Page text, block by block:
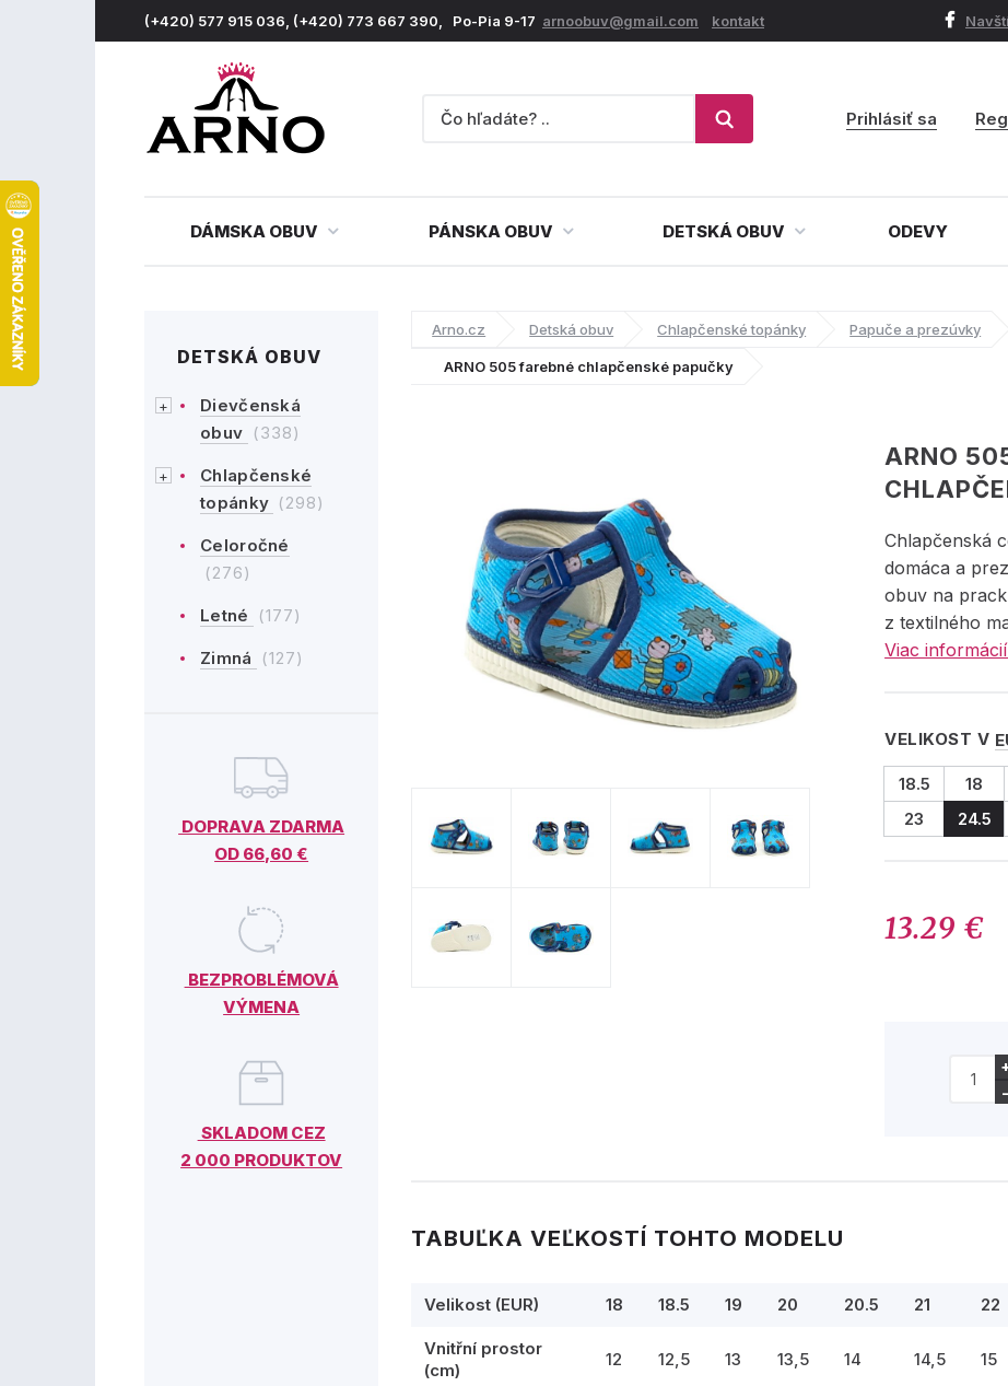
(+420) 577 915 036, (+420) 773 667 390, Po-Pia 9-17 arnoobuv@gmail.com kontakt
Prihlásiť sa
DÁMSKA OBUV PÁNSKA OBUV DETSKÁ OBUV ODEVY
DETSKÁ OBUV
Dievčenská
obuv (338)
Chlapčenské
topánky (298)
Celoročné
(276)
Letné (177)
Zimná (127)
DOPRAVA ZDARMA
OD 66,60 €
BEZPROBLÉMOVÁ
VÝMENA
SKLADOM CEZ
2 000 PRODUKTOV
Arno.cz Detská obuv Chlapčenské topánky Papuče a prezúvky
ARNO 505 farebné chlapčenské papučky
ARNO
Chlapčenská
domáca a
obuv na
z textilného
Viac
VELIKOST V
18.5 18
23
24.5
13.29 €
TABUĽKA VEĽKOSTÍ TOHTO MODELU
Velikost (EUR) 18 18.5 19 20 20.5 21 22
Vnitřní prostor
(cm)
12 12,5 13 13,5 14 14,5 15